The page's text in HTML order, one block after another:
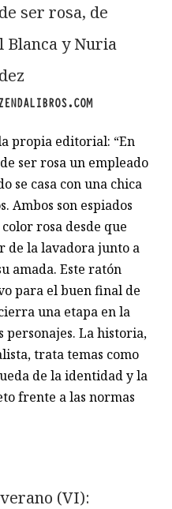
ser rosa, de
Blanca y Nuria
ZENDALIBROS.COM
propia editorial: “En
ser rosa un empleado
se casa con una chica
Ambos son espiados
rosa desde que
de la lavadora junto a
amada. Este ratón
para el buen final de
una etapa en la
personajes. La historia,
trata temas como
de la identidad y la
frente a las normas
(VI):